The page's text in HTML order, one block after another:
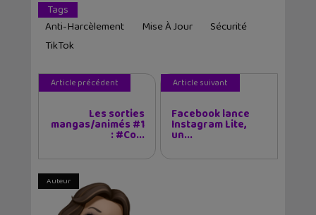
Tags
Anti-Harcèlement
Mise À Jour
Sécurité
TikTok
Article précédent
Les sorties
mangas/animés #1
: #Co...
Article suivant
Facebook lance
Instagram Lite,
un...
Auteur